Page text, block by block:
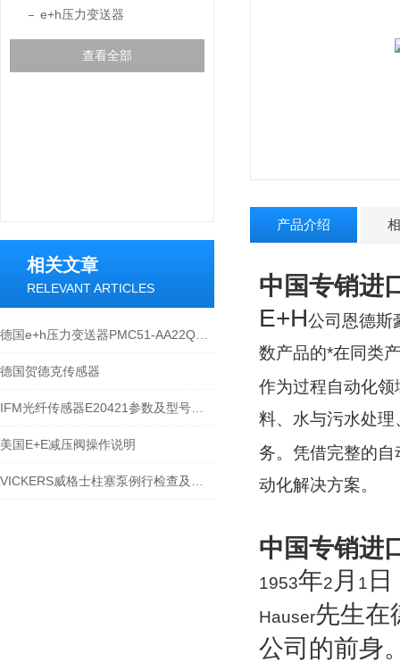
e+h压力变送器
查看全部
相关文章
RELEVANT ARTICLES
德国贺德克传感器
美国E+E减压阀操作说明
产品介绍
中国专销进
E+H公司恩德斯
数产品的*在同类
作为过程自动化领
料、水与污水处
务。凭借完整的
动化解决方案。
中国专销进
1953年2 月 1
Hauser先生在
公司的前身